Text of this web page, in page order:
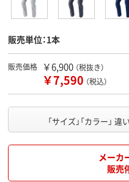
販売単位：1本
販売価格 ￥6,900 （税抜き）
￥7,590 （税込）
「サイズ」「カラー」 違
メーカ
販売